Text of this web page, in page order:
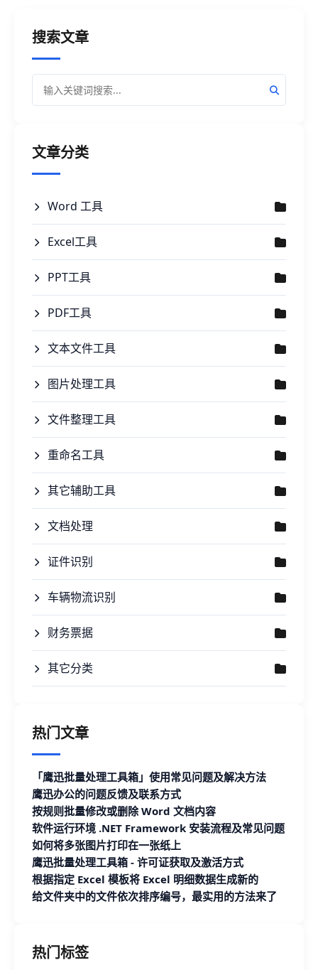
长图这件事，分享一个我最近在用的效率工具，帮
你彻底告别人工截图的痛苦。
搜索文章
文章分类
Word 工具
Excel工具
PPT工具
PDF工具
文本文件工具
图片处理工具
文件整理工具
重命名工具
其它辅助工具
文档处理
证件识别
车辆物流识别
财务票据
其它分类
热门文章
「鹰迅批量处理工具箱」使用常见问题及解决方法
鹰迅办公的问题反馈及联系方式
按规则批量修改或删除 Word 文档内容
软件运行环境 .NET Framework 安装流程及常见问题
如何将多张图片打印在一张纸上
鹰迅批量处理工具箱 - 许可证获取及激活方式
根据指定 Excel 模板将 Excel 明细数据生成新的
Excel 文档
给文件夹中的文件依次排序编号，最实用的方法来了
热门标签